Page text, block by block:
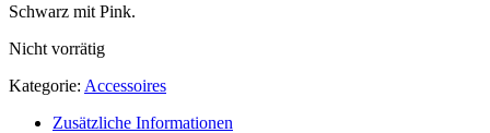
Schwarz mit Pink.
Nicht vorrätig
Kategorie: Accessoires
Zusätzliche Informationen